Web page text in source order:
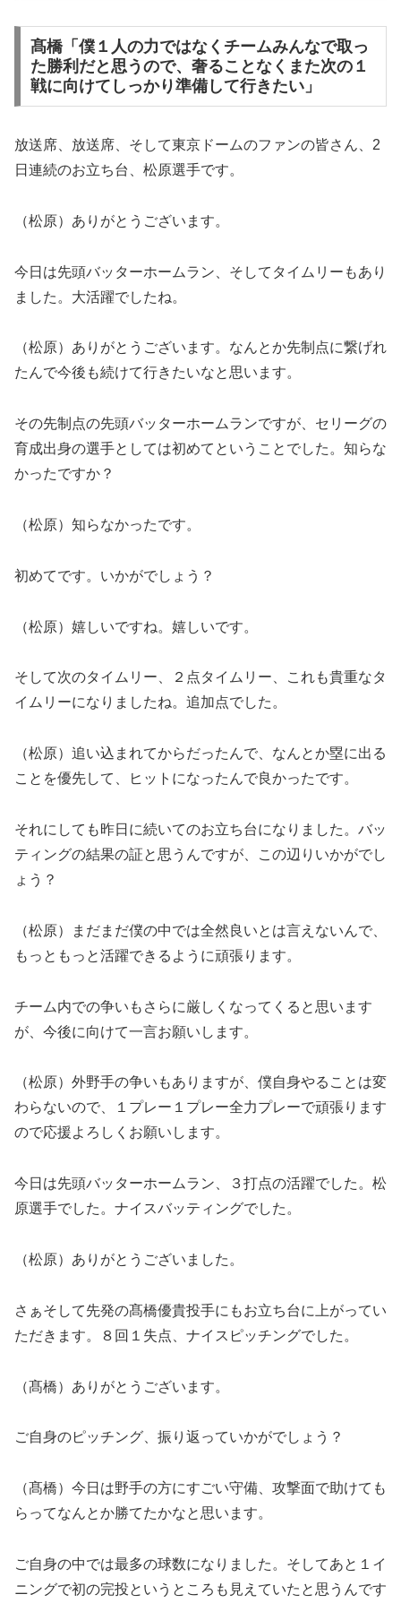
髙橋「僕１人の力ではなくチームみんなで取っ
た勝利だと思うので、奢ることなくまた次の１
戦に向けてしっかり準備して行きたい」
放送席、放送席、そして東京ドームのファンの皆さん、2
日連続のお立ち台、松原選手です。
（松原）ありがとうございます。
今日は先頭バッターホームラン、そしてタイムリーもあり
ました。大活躍でしたね。
（松原）ありがとうございます。なんとか先制点に繋げれ
たんで今後も続けて行きたいなと思います。
その先制点の先頭バッターホームランですが、セリーグの
育成出身の選手としては初めてということでした。知らな
かったですか？
（松原）知らなかったです。
初めてです。いかがでしょう？
（松原）嬉しいですね。嬉しいです。
そして次のタイムリー、２点タイムリー、これも貴重なタ
イムリーになりましたね。追加点でした。
（松原）追い込まれてからだったんで、なんとか塁に出る
ことを優先して、ヒットになったんで良かったです。
それにしても昨日に続いてのお立ち台になりました。バッ
ティングの結果の証と思うんですが、この辺りいかがでし
ょう？
（松原）まだまだ僕の中では全然良いとは言えないんで、
もっともっと活躍できるように頑張ります。
チーム内での争いもさらに厳しくなってくると思います
が、今後に向けて一言お願いします。
（松原）外野手の争いもありますが、僕自身やることは変
わらないので、１プレー１プレー全力プレーで頑張ります
ので応援よろしくお願いします。
今日は先頭バッターホームラン、３打点の活躍でした。松
原選手でした。ナイスバッティングでした。
（松原）ありがとうございました。
さぁそして先発の髙橋優貴投手にもお立ち台に上がってい
ただきます。８回１失点、ナイスピッチングでした。
（髙橋）ありがとうございます。
ご自身のピッチング、振り返っていかがでしょう？
（髙橋）今日は野手の方にすごい守備、攻撃面で助けても
らってなんとか勝てたかなと思います。
ご自身の中では最多の球数になりました。そしてあと１イ
ニングで初の完投というところも見えていたと思うんです